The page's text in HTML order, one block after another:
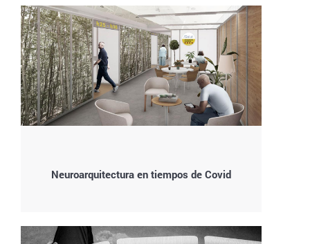
Neuroarquitectura en tiempos de Covid